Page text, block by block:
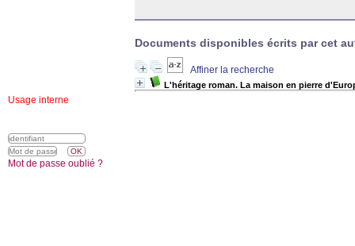
Documents disponibles écrits par cet
Affiner la recherche
L'héritage roman. La maison en pierre
Usage interne
Mot de passe oublié ?